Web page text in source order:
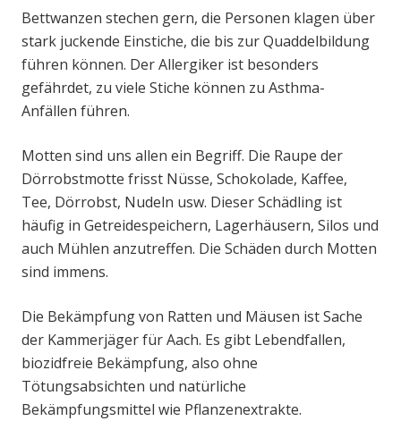
Bettwanzen stechen gern, die Personen klagen über
stark juckende Einstiche, die bis zur Quaddelbildung
führen können. Der Allergiker ist besonders
gefährdet, zu viele Stiche können zu Asthma-
Anfällen führen.
Motten sind uns allen ein Begriff. Die Raupe der
Dörrobstmotte frisst Nüsse, Schokolade, Kaffee,
Tee, Dörrobst, Nudeln usw. Dieser Schädling ist
häufig in Getreidespeichern, Lagerhäusern, Silos und
auch Mühlen anzutreffen. Die Schäden durch Motten
sind immens.
Die Bekämpfung von Ratten und Mäusen ist Sache
der Kammerjäger für Aach. Es gibt Lebendfallen,
biozidfreie Bekämpfung, also ohne
Tötungsabsichten und natürliche
Bekämpfungsmittel wie Pflanzenextrakte.